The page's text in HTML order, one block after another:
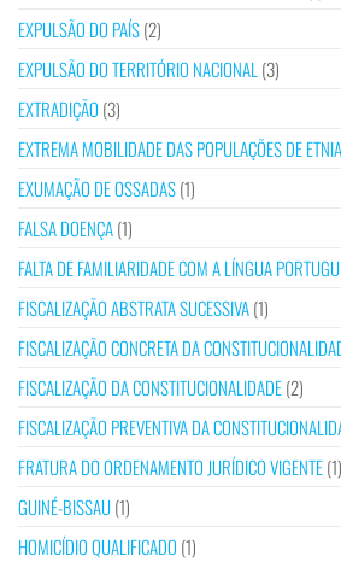
EXPULSÃO DO PAÍS(2)
EXPULSÃO DO TERRITÓRIO NACIONAL (3)
EXTRADIÇÃO (3)
EXTREMA MOBILIDADE DAS POPULAÇÕES DE
EXUMAÇÃO DE OSSADAS(1)
FALSA DOENÇA(1)
FALTA DE FAMILIARIDADE COM A LÍNGUA
FISCALIZAÇÃO ABSTRATA SUCESSIVA(1)
FISCALIZAÇÃO CONCRETA DA
FISCALIZAÇÃO DA CONSTITUCIONALIDADE(2)
FISCALIZAÇÃO PREVENTIVA DA
FRATURA DO ORDENAMENTO JURÍDICO VIGENTE(1)
GUINÉ-BISSAU(1)
HOMICÍDIO QUALIFICADO (1)